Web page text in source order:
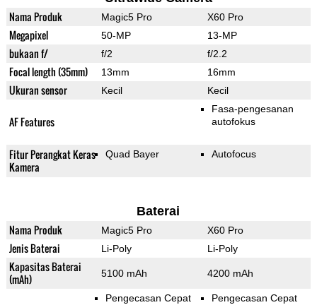
Nama Produk Magic5 Pro X60 Pro
Megapixel 50-MP 13-MP
bukaan f/ f/2 f/2.2
Focal length (35mm) 13mm 16mm
Ukuran sensor Kecil Kecil
AF Features
Fasa-pengesanan
autofokus
Fitur Perangkat Keras
Kamera
Quad Bayer Autofocus
Baterai
Nama Produk Magic5 Pro X60 Pro
Jenis Baterai Li-Poly Li-Poly
Kapasitas Baterai
(mAh)
5100 mAh 4200 mAh
Pengecasan Cepat Pengecasan Cepat